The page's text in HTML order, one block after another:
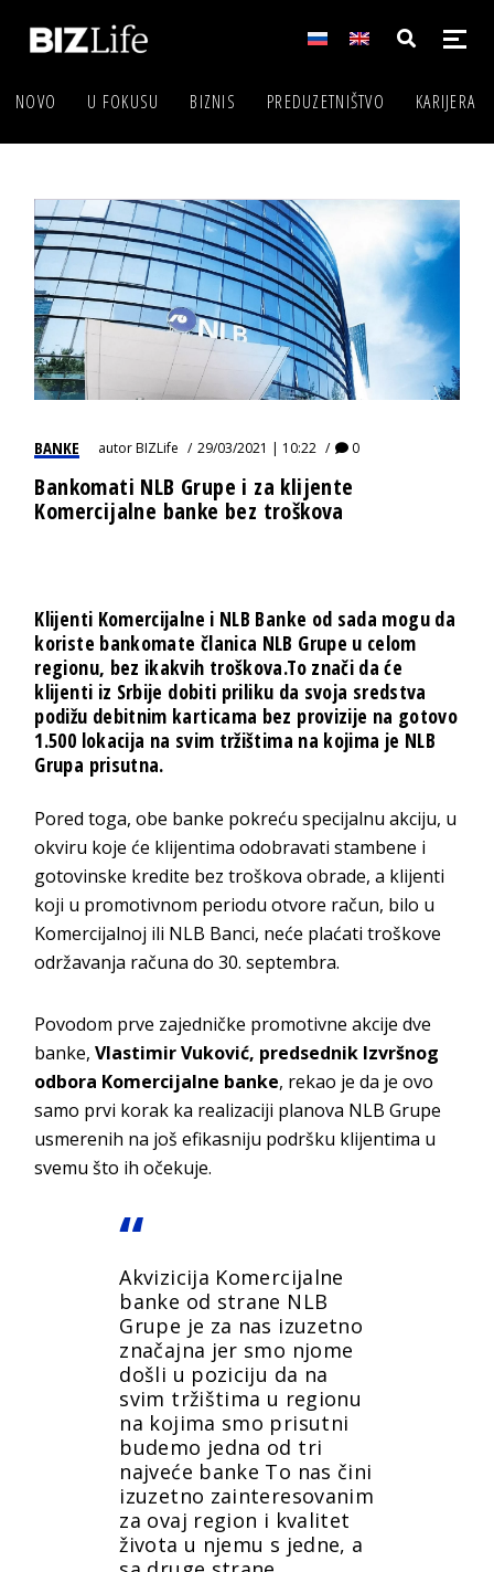
NOVO U FOKUSU BIZNIS PREDUZETNIŠTVO KARIJERA
BANKE autorBIZLife 29/03/2021 | 10:22 0
Bankomati NLB Grupe i za klijente
Komercijalne banke bez troškova
Klijenti Komercijalne i NLB Banke od sada mogu da
koriste bankomate članica NLB Grupe u celom
regionu, bez ikakvih troškova.To znači da će
klijenti iz Srbije dobiti priliku da svoja sredstva
podižu debitnim karticama bez provizije na gotovo
1.500 lokacija na svim tržištima na kojima je NLB
Grupa prisutna.
Pored toga, obe banke pokreću specijalnu akciju, u
okviru koje će klijentima odobravati stambene i
gotovinske kredite bez troškova obrade, a klijenti
koji u promotivnom periodu otvore račun, bilo u
Komercijalnoj ili NLB Banci, neće plaćati troškove
održavanja računa do 30. septembra.
Povodom prve zajedničke promotivne akcije dve
banke,Vlastimir Vuković, predsednik Izvršnog
odbora Komercijalne banke, rekao je da je ovo
samo prvi korak ka realizaciji planova NLB Grupe
usmerenih na još efikasniju podršku klijentima u
svemu što ih očekuje.
Akvizicija Komercijalne
banke od strane NLB
Grupe je za nas izuzetno
značajna jer smo njome
došli u poziciju da na
svim tržištima u regionu
na kojima smo prisutni
budemo jedna od tri
najveće banke To nas čini
izuzetno zainteresovanim
za ovaj region i kvalitet
života u njemu s jedne, a